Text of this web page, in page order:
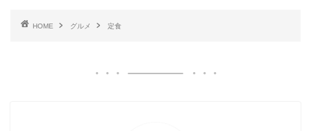
HOME グルメ 定食